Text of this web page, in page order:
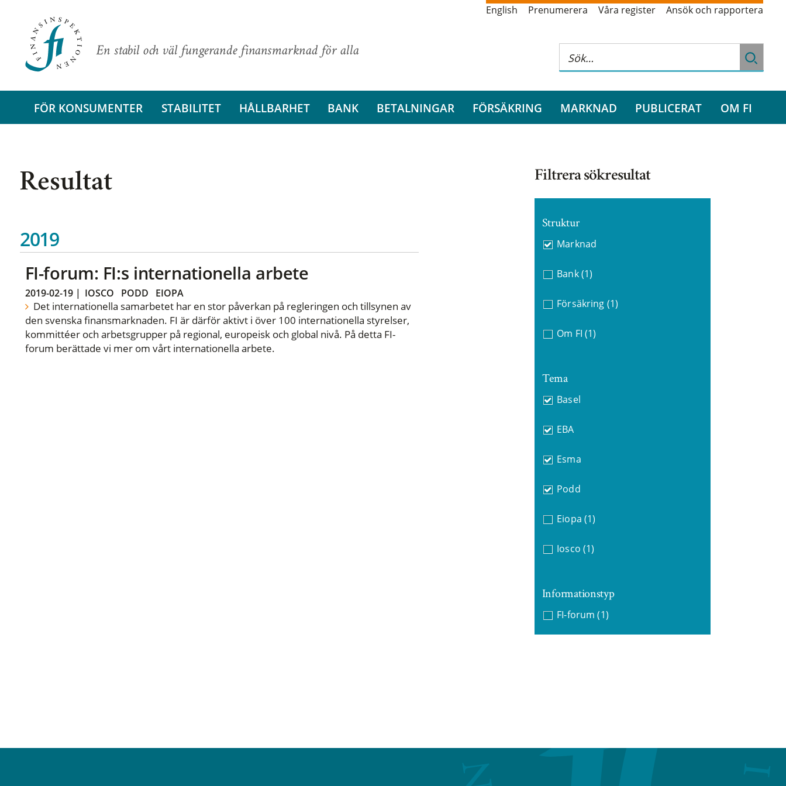
En stabil och väl fungerande finansmarknad för alla
English Prenumerera Våra register Ansök och rapportera
FÖR KONSUMENTER STABILITET HÅLLBARHET BANK BETALNINGAR FÖRSÄKRING MARKNAD PUBLICERAT OM FI
Resultat
2019
FI-forum: FI:s internationella arbete
2019-02-19| IOSCO PODD EIOPA
Det internationella samarbetet har en stor påverkan på regleringen och tillsynen av
den svenska finansmarknaden. FI är därför aktivt i över 100 internationella styrelser,
kommittéer och arbetsgrupper på regional, europeisk och global nivå. På detta FI-
forum berättade vi mer om vårt internationella arbete.
Filtrera sökresultat
Struktur
Marknad
Bank (1)
Försäkring (1)
Om FI (1)
Tema
Basel
EBA
Esma
Podd
Eiopa (1)
Iosco (1)
Informationstyp
FI-forum (1)